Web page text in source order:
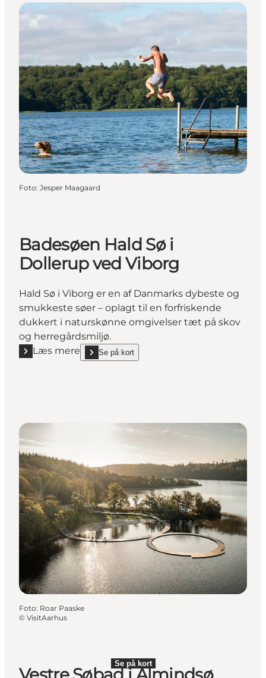
Foto: Jesper Maagaard
Badesøen Hald Sø i
Dollerup ved Viborg
Hald Sø i Viborg er en af Danmarks dybeste og
smukkeste søer – oplagt til en forfriskende
dukkert i naturskønne omgivelser tæt på skov
og herregårdsmiljø.
Læs mere
Læs mere "Badesøen Hald Sø i Dollerup ved Viborg"
Se på kort
show Badesøen Hald Sø i Dollerup ved Viborg
Foto: Roar Paaske
© VisitAarhus
Se på kort